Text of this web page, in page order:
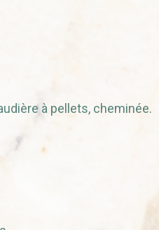
à pellets, cheminée.